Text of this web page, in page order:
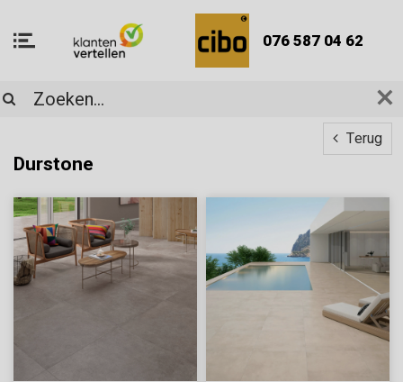
076 587 04 62
Terug
Durstone